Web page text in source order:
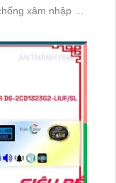
xâm nhập để